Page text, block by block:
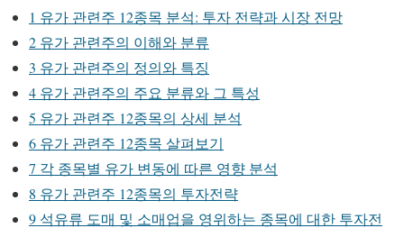
1 유가 관련주 12종목 분석: 투자 전략과 시장 전망
2 유가 관련주의 이해와 분류
3 유가 관련주의 정의와 특징
4 유가 관련주의 주요 분류와 그 특성
5 유가 관련주 12종목의 상세 분석
6 유가 관련주 12종목 살펴보기
7 각 종목별 유가 변동에 따른 영향 분석
8 유가 관련주 12종목의 투자전략
9 석유류 도매 및 소매업을 영위하는 종목에 대한 투자전